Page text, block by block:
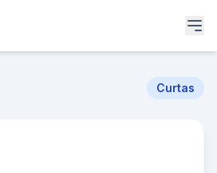
Curtas